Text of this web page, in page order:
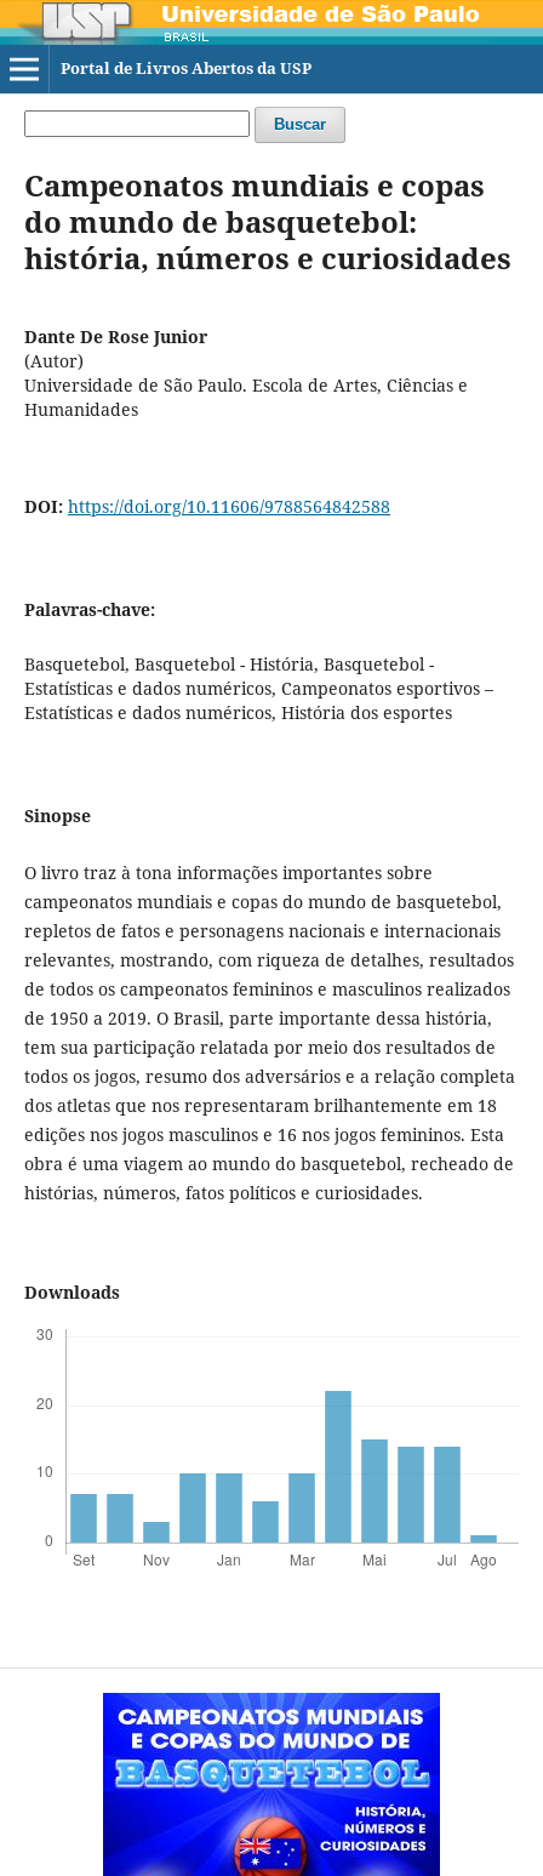
Portal de Livros Abertos da USP
Buscar
Campeonatos mundiais e copas
do mundo de basquetebol:
história, números e curiosidades
Dante De Rose Junior
(Autor)
Universidade de São Paulo. Escola de Artes, Ciências e
Humanidades
DOI: https://doi.org/10.11606/9788564842588
Palavras-chave:
Basquetebol, Basquetebol - História, Basquetebol -
Estatísticas e dados numéricos, Campeonatos esportivos –
Estatísticas e dados numéricos, História dos esportes
Sinopse
O livro traz à tona informações importantes sobre
campeonatos mundiais e copas do mundo de basquetebol,
repletos de fatos e personagens nacionais e internacionais
relevantes, mostrando, com riqueza de detalhes, resultados
de todos os campeonatos femininos e masculinos realizados
de 1950 a 2019. O Brasil, parte importante dessa história,
tem sua participação relatada por meio dos resultados de
todos os jogos, resumo dos adversários e a relação completa
dos atletas que nos representaram brilhantemente em 18
edições nos jogos masculinos e 16 nos jogos femininos. Esta
obra é uma viagem ao mundo do basquetebol, recheado de
histórias, números, fatos políticos e curiosidades.
Downloads